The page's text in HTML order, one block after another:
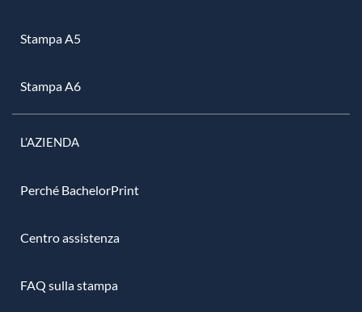
Stampa A5
Stampa A6
L’AZIENDA
Perché BachelorPrint
Centro assistenza
FAQ sulla stampa